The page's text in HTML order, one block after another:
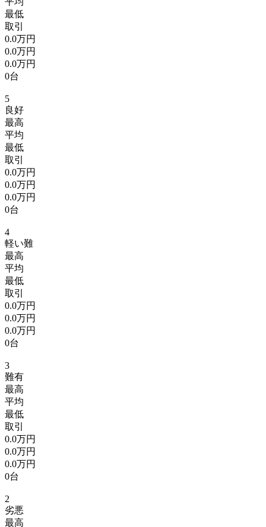
最低
取引
0.0万円
0.0万円
0.0万円
0台
5
良好
最高
平均
最低
取引
0.0万円
0.0万円
0.0万円
0台
4
軽い難
最高
平均
最低
取引
0.0万円
0.0万円
0.0万円
0台
3
難有
最高
平均
最低
取引
0.0万円
0.0万円
0.0万円
0台
2
劣悪
最高